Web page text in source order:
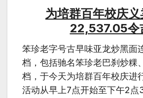
为培群百年校庆
22,537.05令
笨珍老字号古早味亚龙炒黑面
档，包括驰名笨珍老巴刹炒粿
档，于今天为培群百年校庆进
活动从早上7点开始至下午2点